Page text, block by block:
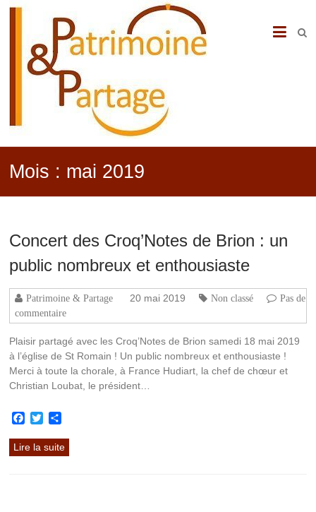
PATRIMOINE
PARTAGE
Mois : mai 2019
Concert des Croq’Notes de Brion : un
public nombreux et enthousiaste
Patrimoine & Partage 20 mai 2019 Non classé
Pas de
commentaire
Plaisir partagé avec les Croq’Notes de Brion samedi 18 mai 2019
à l’église de St Romain ! Un public nombreux et enthousiaste !
Merci à toute la chorale, à France Hudiart, la chef de chœur et
Christian Loubat, le président…
Facebook
Twitter
Lire la suite